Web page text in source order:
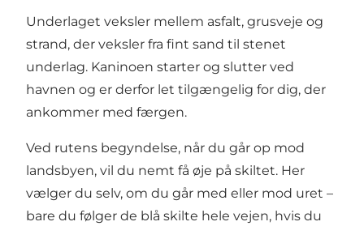
Underlaget veksler mellem asfalt, grusveje og
strand, der veksler fra fint sand til stenet
underlag. Kaninoen starter og slutter ved
havnen og er derfor let tilgængelig for dig, der
ankommer med færgen.
Ved rutens begyndelse, når du går op mod
landsbyen, vil du nemt få øje på skiltet. Her
vælger du selv, om du går med eller mod uret –
bare du følger de blå skilte hele vejen, hvis du